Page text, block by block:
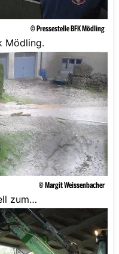
© Pressestelle BFK Mödling
Mödling.
© Margit Weissenbacher
zum